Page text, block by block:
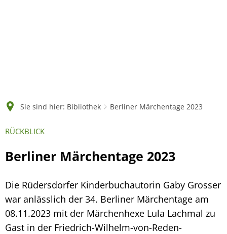
Sie sind hier: Bibliothek Berliner Märchentage 2023
RÜCKBLICK
Berliner Märchentage 2023
Die Rüdersdorfer Kinderbuchautorin Gaby Grosser
war anlässlich der 34. Berliner Märchentage am
08.11.2023 mit der Märchenhexe Lula Lachmal zu
Gast in der Friedrich-Wilhelm-von-Reden-